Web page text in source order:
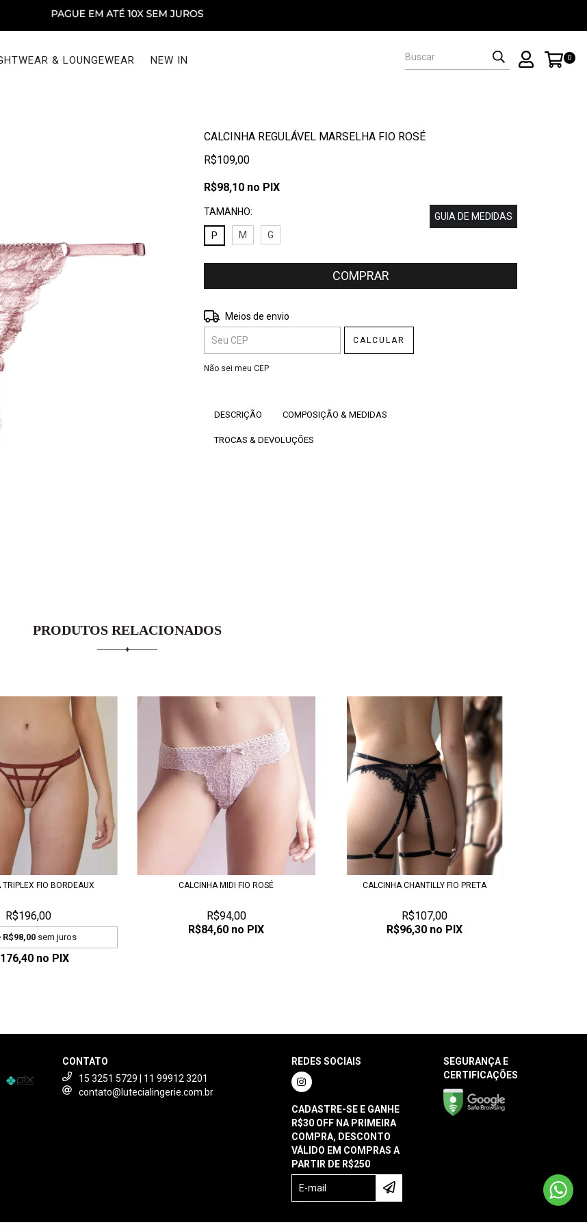
& LOUNGEWEAR NEW IN 0
CALCINHA REGULÁVEL MARSELHA FIO ROSÉ
R$109,00
R$98,10 no PIX
TAMANHO:
GUIA DE MEDIDAS
P
M G
Entregas para o CEP:
Meios de envio
CALCULAR
Não sei meu CEP
DESCRIÇÃO COMPOSIÇÃO & MEDIDAS
TROCAS & DEVOLUÇÕES
PRODUTOS RELACIONADOS
TRIPLEX FIO BORDEAUX
R$196,00
R$98,00 sem juros
no PIX
CALCINHA MIDI FIO ROSÉ
R$94,00
R$84,60 no PIX
CALCINHA CHANTILLY FIO PRETA
R$107,00
R$96,30 no PIX
CONTATO
15 3251 5729 | 11 99912 3201
contato@lutecialingerie.com.br
REDES SOCIAIS
CADASTRE-SE E GANHE
R$30 OFF NA PRIMEIRA
COMPRA, DESCONTO
VÁLIDO EM COMPRAS A
PARTIR DE R$250
SEGURANÇA E
CERTIFICAÇÕES